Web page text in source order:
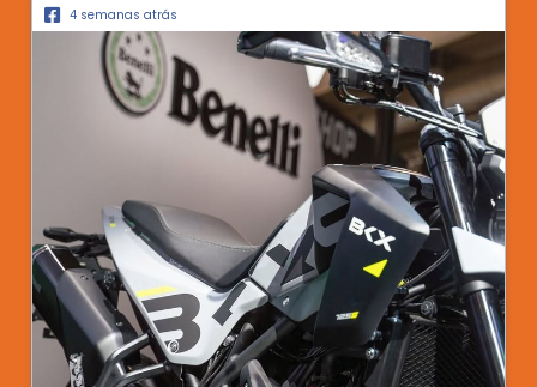
4 semanas atrás